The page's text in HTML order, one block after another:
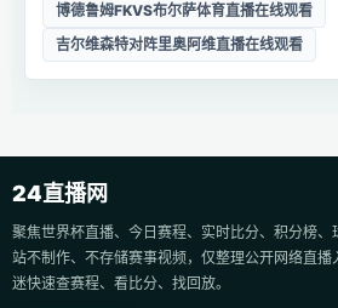
博德鲁姆FKVS布尔萨体育直播在线观看
吉尔维森特对阵里奥阿维直播在线观看
24直播网
聚焦世界杯直播、今日赛程、实时比分、积分榜
站不制作、不存储赛事视频，仅整理公开网络直
迷快速查赛程、看比分、找回放。